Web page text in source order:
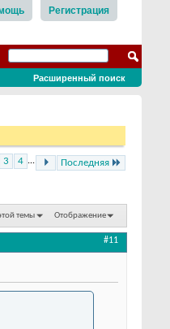
Регистрация
Расширенный поиск
3 4 ... Последняя
темы Отображение
#11